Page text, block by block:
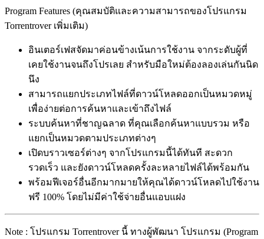
Program Features (คุณสมบัติและความสามารถของโปรแกรม
Torrentrover เพิ่มเติม)
อินเตอร์เฟสจัดมาค่อนข้างเน้นการใช้งาน จากระดับผู้ที่
เคยใช้งานจนถึงโปรเลย สำหรับมือใหม่ต้องลองเล่นกันนิด
นึง
สามารถแยกประเภทไฟล์ที่ดาวน์โหลดออกเป็นหมวดหมู่
เพื่อง่ายต่อการค้นหาและเข้าถึงไฟล์
ระบบค้นหาที่ชาญฉลาด ที่คุณเลือกค้นหาแบบรวม หรือ
แยกเป็นหมวดตามประเภทต่างๆ
เปิดบราวเซอร์ต่างๆ จากโปรแกรมนี้ได้ทันที สะดวก
รวดเร็ว และยังดาวน์โหลดครั้งละหลายไฟล์ได้พร้อมกัน
พร้อมฟีเจอร์อื่นอีกมากมายให้คุณได้ดาวน์โหลดไปใช้งาน
ฟรี 100% โดยไม่มีค่าใช้จ่ายอื่นแอบแฝง
Note : โปรแกรม Torrentrover นี้ ทางผู้พัฒนา โปรแกรม (Program